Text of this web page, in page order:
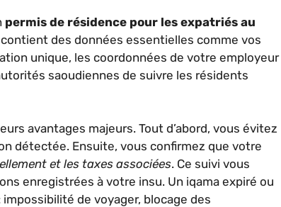
permis de résidence pour les expatriés au
des données essentielles comme vos
unique, les coordonnées de votre employeur
saoudiennes de suivre les résidents
avantages majeurs. Tout d’abord, vous évitez
détectée. Ensuite, vous confirmez que votre
et les taxes associées. Ce suivi vous
enregistrées à votre insu. Un iqama expiré ou
de voyager, blocage des